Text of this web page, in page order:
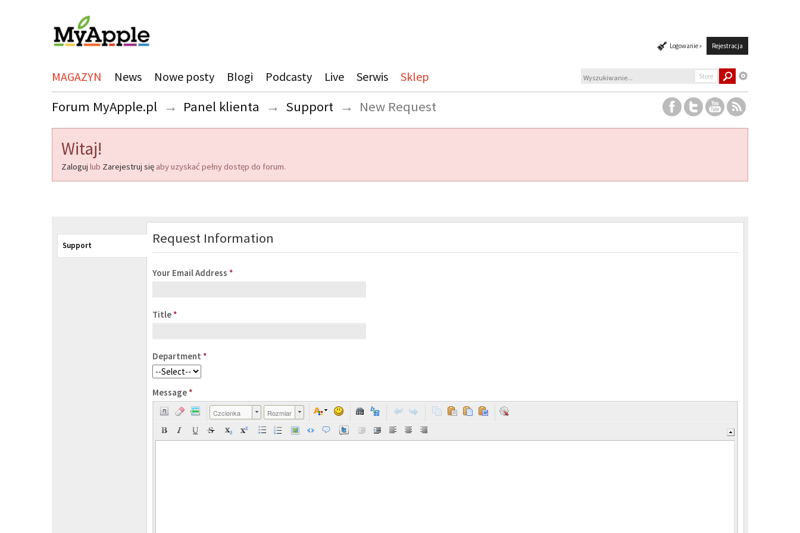
Logowanie » Rejestracja
MAGAZYN News Nowe posty Blogi Podcasty Live Serwis Sklep Store
Forum MyApple.pl → Panel klienta → Support → New Request
Witaj!
Zaloguj lub Zarejestruj się aby uzyskać pełny dostęp do forum.
Support Request Information
Your Email Address *
Title *
Department *
Message *
Czcionka Rozmiar